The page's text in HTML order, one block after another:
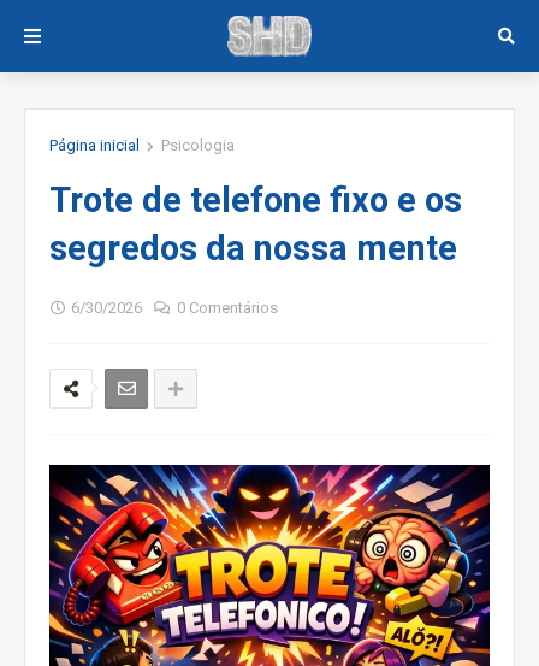
Página inicial Psicologia
Trote de telefone fixo e os
segredos da nossa mente
6/30/2026 0 Comentários